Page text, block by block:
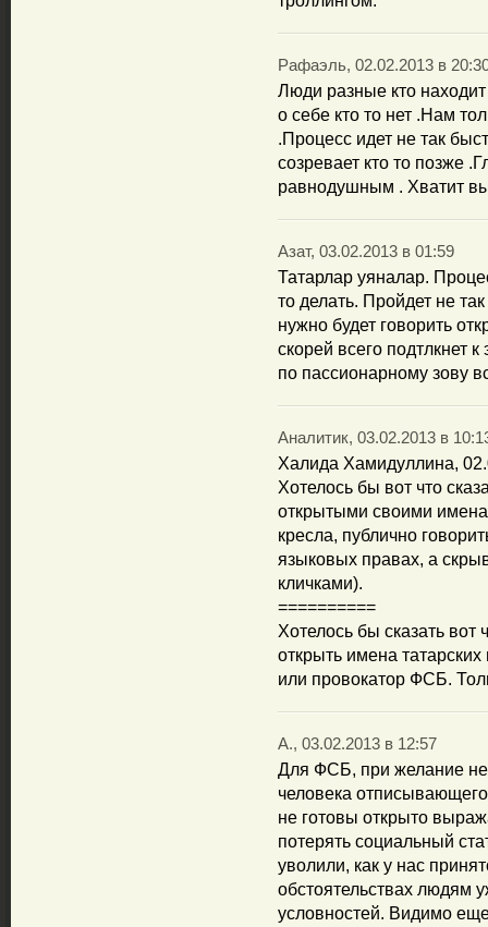
Рафаэль, 02.02.2013 в
Люди разные кто
о себе кто то нет .Нам
.Процесс идет не так
созревает кто то позже
равнодушным . Хватит
Азат, 03.02.2013 в 01:59
Татарлар уяналар.
то делать. Пройдет не
нужно будет говорить
скорей всего подтлкнет
по пассионарному зову
Аналитик, 03.02.2013 в
Халида Хамидуллина,
Хотелось бы вот что
открытыми своими
кресла, публично
языковых правах, а
кличками).
==========
Хотелось бы сказать вот
открыть имена
или провокатор ФСБ.
А., 03.02.2013 в 12:57
Для ФСБ, при желание не
человека
не готовы открыто
потерять социальный
уволили, как у нас
обстоятельствах людям
условностей. Видимо